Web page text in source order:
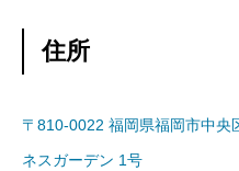
住所
〒810-0022 福岡県福岡市中央
ネスガーデン 1号